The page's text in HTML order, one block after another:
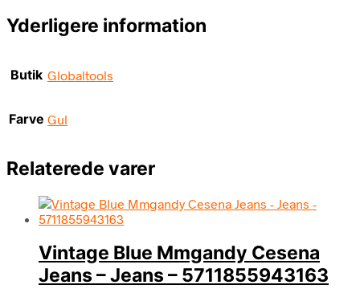
Yderligere information
Butik Globaltools
Farve Gul
Relaterede varer
Vintage Blue Mmgandy Cesena
Jeans – Jeans – 5711855943163